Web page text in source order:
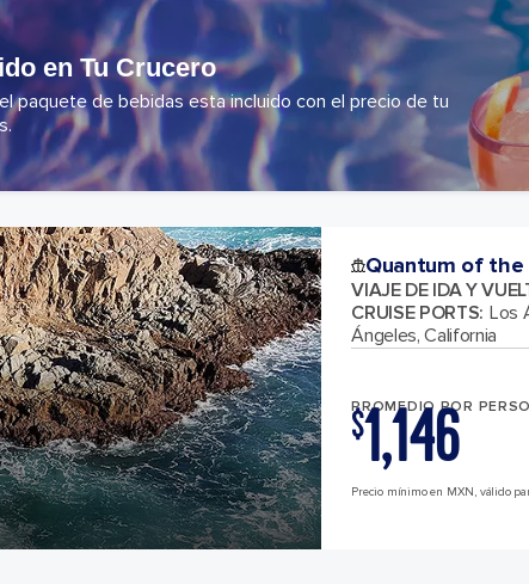
en Tu Crucero
paquete de bebidas esta incluido con el precio de tu
Quantum of the
VIAJE DE IDA Y
CRUISE PORTS: Los
Ángeles, California
PROMEDIO POR
$1,146
Precio mínimo en MXN, válido